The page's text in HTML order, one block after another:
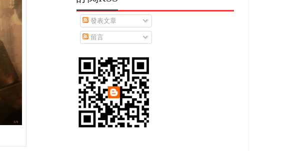
發表文章
留言